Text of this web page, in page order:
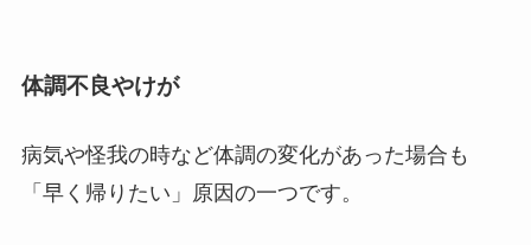
体調不良やけが
病気や怪我の時など体調の変化があった場合も
「早く帰りたい」原因の一つです。